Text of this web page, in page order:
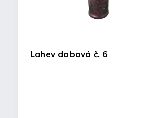
Lahev dobová č. 6